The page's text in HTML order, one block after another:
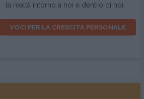
la realtà intorno a noi e dentro di noi.
VOCI PER LA CRESCITA PERSONALE